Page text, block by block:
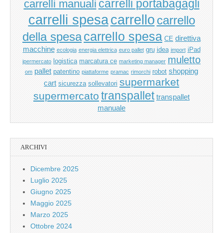
carrelli manuali carrelli portabagagli
carrelli spesacarrello carrello
della spesacarrello spesa CE direttiva
macchine ecologia energia elettrica euro pallet gru idea import iPad
ipermercato logistica marcatura ce marketing manager muletto
om pallet patentino piattaforme pramac rimorchi robot shopping
cart sicurezza sollevatori supermarket
supermercato transpallet transpallet
manuale
ARCHIVI
Dicembre 2025
Luglio 2025
Giugno 2025
Maggio 2025
Marzo 2025
Ottobre 2024